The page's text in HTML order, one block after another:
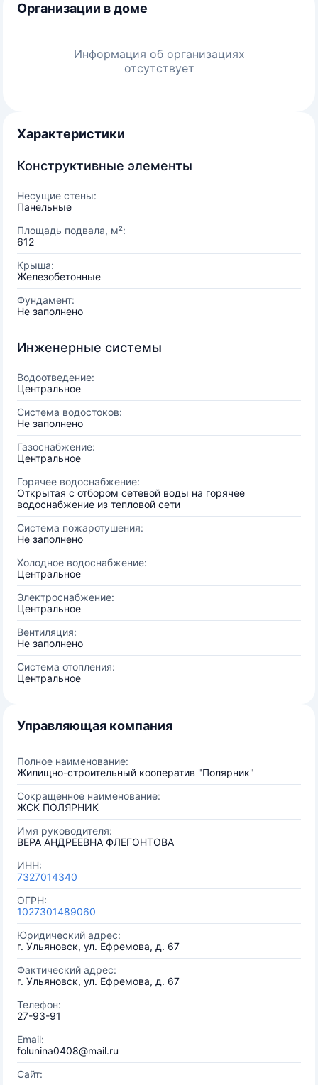
Организации в доме
Информация об организациях
отсутствует
Характеристики
Конструктивные элементы
Несущие стены:
Панельные
Площадь подвала, м²:
612
Крыша:
Железобетонные
Фундамент:
Не заполнено
Инженерные системы
Водоотведение:
Центральное
Система водостоков:
Не заполнено
Газоснабжение:
Центральное
Горячее водоснабжение:
Открытая с отбором сетевой воды на горячее
водоснабжение из тепловой сети
Система пожаротушения:
Не заполнено
Холодное водоснабжение:
Центральное
Электроснабжение:
Центральное
Вентиляция:
Не заполнено
Система отопления:
Центральное
Управляющая компания
Полное наименование:
Жилищно-строительный кооператив "Полярник"
Сокращенное наименование:
ЖСК ПОЛЯРНИК
Имя руководителя:
ВЕРА АНДРЕЕВНА ФЛЕГОНТОВА
ИНН:
7327014340
ОГРН:
1027301489060
Юридический адрес:
г. Ульяновск, ул. Ефремова, д. 67
Фактический адрес:
г. Ульяновск, ул. Ефремова, д. 67
Телефон:
27-93-91
Email:
folunina0408@mail.ru
Сайт: